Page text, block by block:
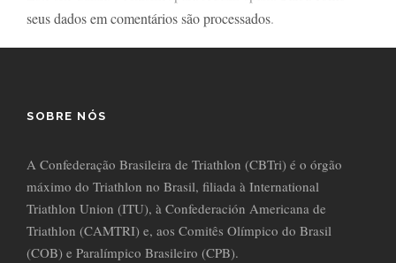
seus dados em comentários são processados.
SOBRE NÓS
A Confederação Brasileira de Triathlon (CBTri) é o órgão
máximo do Triathlon no Brasil, filiada à International
Triathlon Union (ITU), à Confederación Americana de
Triathlon (CAMTRI) e, aos Comitês Olímpico do Brasil
(COB) e Paralímpico Brasileiro (CPB).